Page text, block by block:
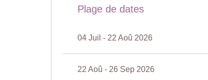
Longueur: 15 mètres
Largeur: 7.5 mètres
Accès: marches romaines
Mobilier de piscine: chaises longues et parasols
Plage de dates
04 Juil - 22 Aoû 2026
22 Aoû - 26 Sep 2026